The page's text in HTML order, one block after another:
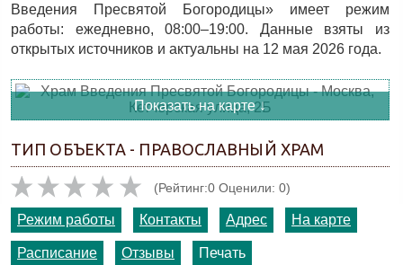
Введения Пресвятой Богородицы» имеет режим
работы: ежедневно, 08:00–19:00. Данные взяты из
открытых источников и актуальны на 12 мая 2026 года.
Показать на карте ↓
ТИП ОБЪЕКТА - ПРАВОСЛАВНЫЙ ХРАМ
(Рейтинг:0 Оценили: 0)
Режим работы Контакты Адрес На карте
Расписание Отзывы Печать